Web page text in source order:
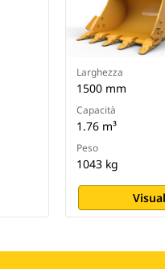
Larghezza
1500 mm
Capacità
1.76 m³
Peso
1043 kg